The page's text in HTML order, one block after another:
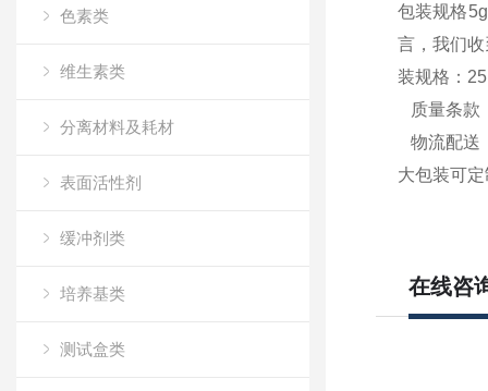
色素类
维生素类
分离材料及耗材
表面活性剂
缓冲剂类
培养基类
测试盒类
包装规格
言，我们
装规格：
质量条款
物流配送
大包装可
在线咨